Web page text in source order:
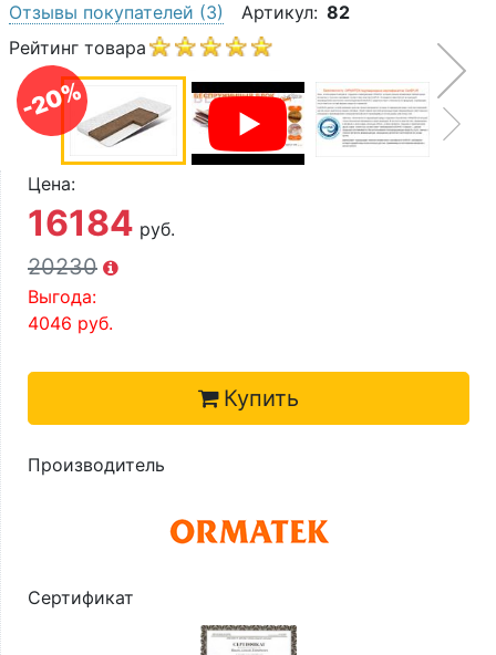
Open submenu (Шкафы)
Шкафы
О компании
Контакты
Доставка по городу
-20%
Отзывы покупателей (3) Артикул: 82
Рейтинг товара
Цена:
16184 руб.
20230
Выгода:
4046 руб.
Купить
Производитель
Сертификат